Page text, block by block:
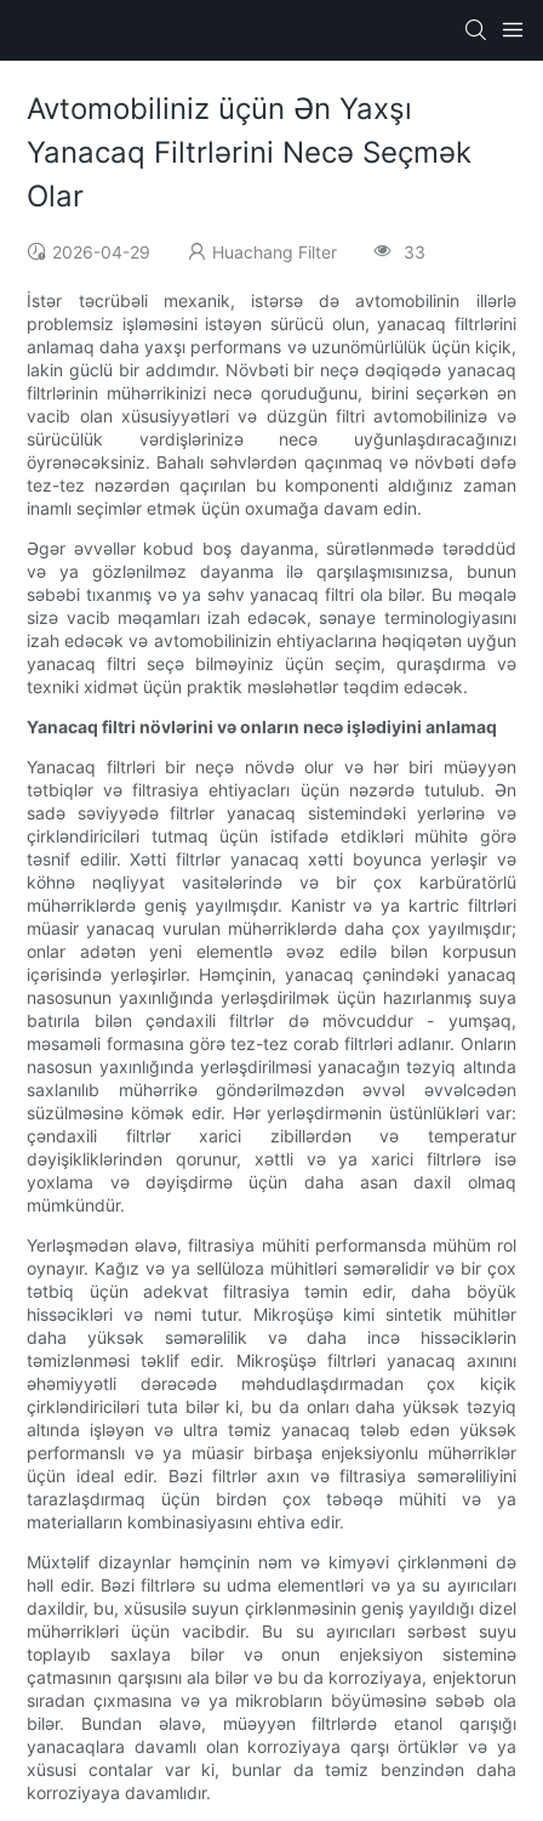
Avtomobiliniz üçün Ən Yaxşı
Yanacaq Filtrlərini Necə Seçmək
Olar
2026-04-29 Huachang Filter 33
İstər təcrübəli mexanik, istərsə də avtomobilinin illərlə
problemsiz işləməsini istəyən sürücü olun, yanacaq filtrlərini
anlamaq daha yaxşı performans və uzunömürlülük üçün kiçik,
lakin güclü bir addımdır. Növbəti bir neçə dəqiqədə yanacaq
filtrlərinin mühərrikinizi necə qoruduğunu, birini seçərkən ən
vacib olan xüsusiyyətləri və düzgün filtri avtomobilinizə və
sürücülük vərdişlərinizə necə uyğunlaşdıracağınızı
öyrənəcəksiniz. Bahalı səhvlərdən qaçınmaq və növbəti dəfə
tez-tez nəzərdən qaçırılan bu komponenti aldığınız zaman
inamlı seçimlər etmək üçün oxumağa davam edin.
Əgər əvvəllər kobud boş dayanma, sürətlənmədə tərəddüd
və ya gözlənilməz dayanma ilə qarşılaşmısınızsa, bunun
səbəbi tıxanmış və ya səhv yanacaq filtri ola bilər. Bu məqalə
sizə vacib məqamları izah edəcək, sənaye terminologiyasını
izah edəcək və avtomobilinizin ehtiyaclarına həqiqətən uyğun
yanacaq filtri seçə bilməyiniz üçün seçim, quraşdırma və
texniki xidmət üçün praktik məsləhətlər təqdim edəcək.
Yanacaq filtri növlərini və onların necə işlədiyini anlamaq
Yanacaq filtrləri bir neçə növdə olur və hər biri müəyyən
tətbiqlər və filtrasiya ehtiyacları üçün nəzərdə tutulub. Ən
sadə səviyyədə filtrlər yanacaq sistemindəki yerlərinə və
çirkləndiriciləri tutmaq üçün istifadə etdikləri mühitə görə
təsnif edilir. Xətti filtrlər yanacaq xətti boyunca yerləşir və
köhnə nəqliyyat vasitələrində və bir çox karbüratörlü
mühərriklərdə geniş yayılmışdır. Kanistr və ya kartric filtrləri
müasir yanacaq vurulan mühərriklərdə daha çox yayılmışdır;
onlar adətən yeni elementlə əvəz edilə bilən korpusun
içərisində yerləşirlər. Həmçinin, yanacaq çənindəki yanacaq
nasosunun yaxınlığında yerləşdirilmək üçün hazırlanmış suya
batırıla bilən çəndaxili filtrlər də mövcuddur - yumşaq,
məsaməli formasına görə tez-tez corab filtrləri adlanır. Onların
nasosun yaxınlığında yerləşdirilməsi yanacağın təzyiq altında
saxlanılıb mühərrikə göndərilməzdən əvvəl əvvəlcədən
süzülməsinə kömək edir. Hər yerləşdirmənin üstünlükləri var:
çəndaxili filtrlər xarici zibillərdən və temperatur
dəyişikliklərindən qorunur, xəttli və ya xarici filtrlərə isə
yoxlama və dəyişdirmə üçün daha asan daxil olmaq
mümkündür.
Yerləşmədən əlavə, filtrasiya mühiti performansda mühüm rol
oynayır. Kağız və ya sellüloza mühitləri səmərəlidir və bir çox
tətbiq üçün adekvat filtrasiya təmin edir, daha böyük
hissəcikləri və nəmi tutur. Mikroşüşə kimi sintetik mühitlər
daha yüksək səmərəlilik və daha incə hissəciklərin
təmizlənməsi təklif edir. Mikroşüşə filtrləri yanacaq axınını
əhəmiyyətli dərəcədə məhdudlaşdırmadan çox kiçik
çirkləndiriciləri tuta bilər ki, bu da onları daha yüksək təzyiq
altında işləyən və ultra təmiz yanacaq tələb edən yüksək
performanslı və ya müasir birbaşa enjeksiyonlu mühərriklər
üçün ideal edir. Bəzi filtrlər axın və filtrasiya səmərəliliyini
tarazlaşdırmaq üçün birdən çox təbəqə mühiti və ya
materialların kombinasiyasını ehtiva edir.
Müxtəlif dizaynlar həmçinin nəm və kimyəvi çirklənməni də
həll edir. Bəzi filtrlərə su udma elementləri və ya su ayırıcıları
daxildir, bu, xüsusilə suyun çirklənməsinin geniş yayıldığı dizel
mühərrikləri üçün vacibdir. Bu su ayırıcıları sərbəst suyu
toplayıb saxlaya bilər və onun enjeksiyon sisteminə
çatmasının qarşısını ala bilər və bu da korroziyaya, enjektorun
sıradan çıxmasına və ya mikrobların böyüməsinə səbəb ola
bilər. Bundan əlavə, müəyyən filtrlərdə etanol qarışığı
yanacaqlara davamlı olan korroziyaya qarşı örtüklər və ya
xüsusi contalar var ki, bunlar da təmiz benzindən daha
korroziyaya davamlıdır.